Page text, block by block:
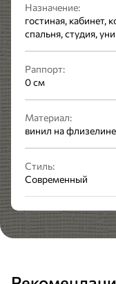
Назначение:
гостиная, кабинет,
спальня, студия,
Раппорт:
0 см
Материал:
винил на флизелине
Стиль:
Современный